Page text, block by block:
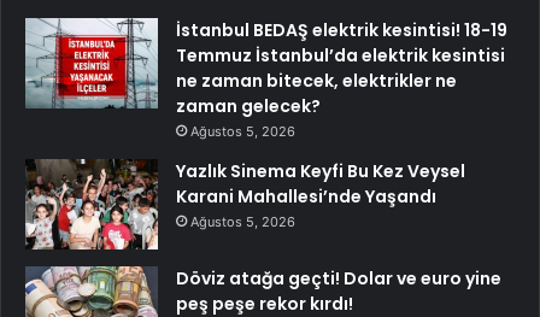
İstanbul BEDAŞ elektrik kesintisi! 18-19
Temmuz İstanbul’da elektrik kesintisi
ne zaman bitecek, elektrikler ne
zaman gelecek?
Ağustos 5, 2026
Yazlık Sinema Keyfi Bu Kez Veysel
Karani Mahallesi’nde Yaşandı
Ağustos 5, 2026
Döviz atağa geçti! Dolar ve euro yine
peş peşe rekor kırdı!